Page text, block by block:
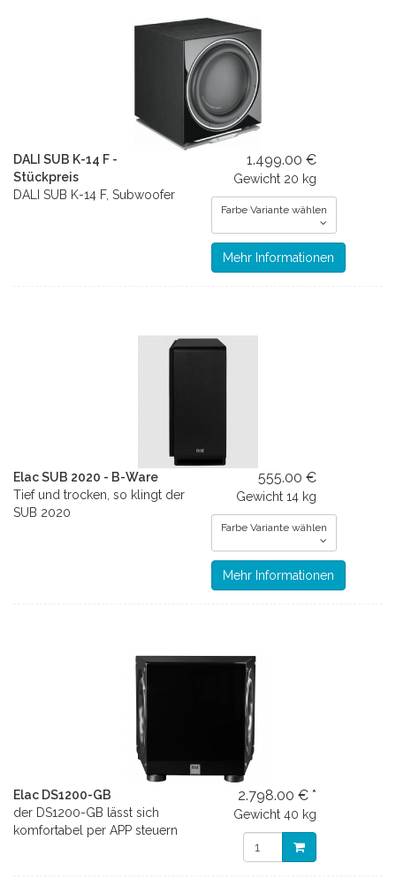
DALI SUB K-14 F -
Stückpreis
DALI SUB K-14 F, Subwoofer
1.499.00 €
Gewicht 20 kg
Farbe Variante wählen
Mehr Informationen
Elac SUB 2020 - B-Ware
Tief und trocken, so klingt der
SUB 2020
555.00 €
Gewicht 14 kg
Farbe Variante wählen
Mehr Informationen
Elac DS1200-GB
der DS1200-GB lässt sich
komfortabel per APP steuern
2.798.00 € *
Gewicht 40 kg